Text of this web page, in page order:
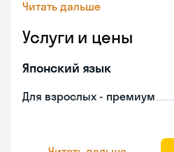
Читать дальше
Услуги и цены
Японский язык
Для взрослых - премиум